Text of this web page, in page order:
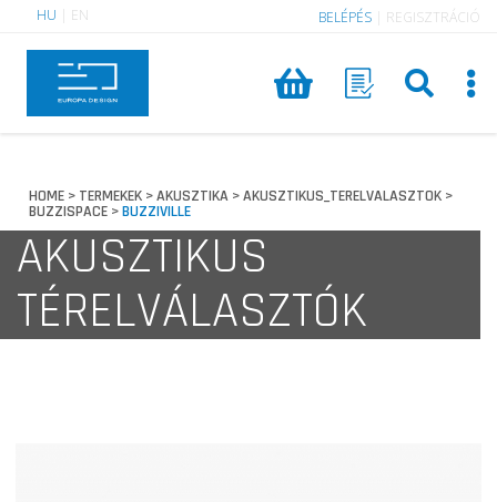
HU EN BELÉPÉS REGISZTRÁCIÓ
HOME > TERMEKEK >AKUSZTIKA >AKUSZTIKUS_TERELVALASZTOK >
BUZZISPACE >BUZZIVILLE
AKUSZTIKUS
TÉRELVÁLASZTÓK